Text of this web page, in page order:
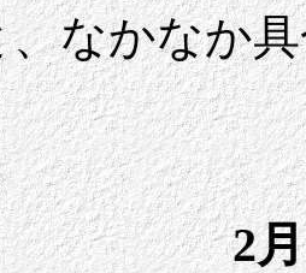
なかなか
2